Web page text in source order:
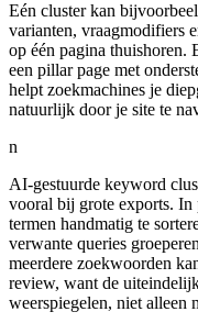
Eén cluster kan
varianten, vraagmodifiers
op één pagina thuishoren.
een pillar page met
helpt zoekmachines je
natuurlijk door je site te
n
AI-gestuurde keyword
vooral bij grote exports. In
termen handmatig te
verwante queries
meerdere zoekwoorden
review, want de
weerspiegelen, niet alleen